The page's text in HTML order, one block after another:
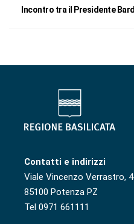
Incontro tra il Presidente
Contatti e indirizzi
Viale Vincenzo Verrastro, 4
85100 Potenza PZ
Tel 0971 661111